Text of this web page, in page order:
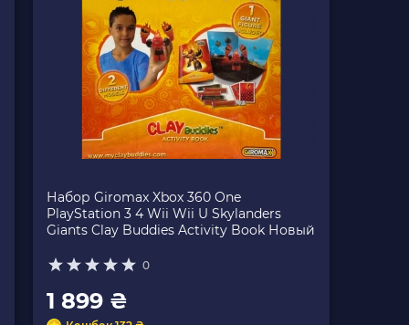
Набор Giromax Xbox 360 One
PlayStation 3 4 Wii Wii U Skylanders
Giants Clay Buddies Activity Book Новый
0
1 899 ₴